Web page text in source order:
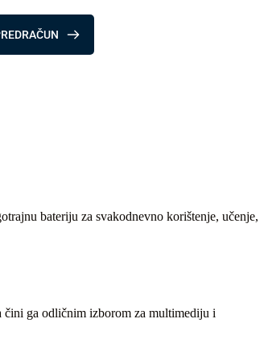
bateriju za svakodnevno korištenje, učenje,
čini ga odličnim izborom za multimediju i